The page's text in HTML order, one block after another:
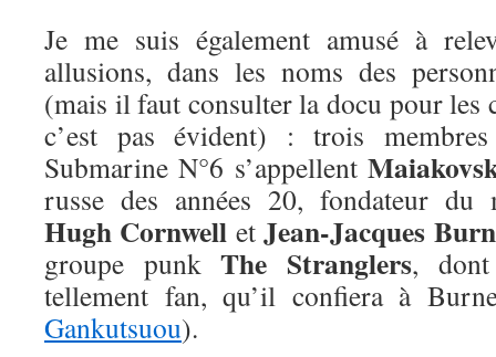
Je me suis également amusé à
allusions, dans les noms des
(mais il faut consulter la docu pour les
c’est pas évident) : trois
Submarine N°6 s’appellent
russe des années 20, fondateur du
Hugh Cornwell etJean-Jacques
groupe punkThe Stranglers,
tellement fan, qu’il confiera à
Gankutsuou).